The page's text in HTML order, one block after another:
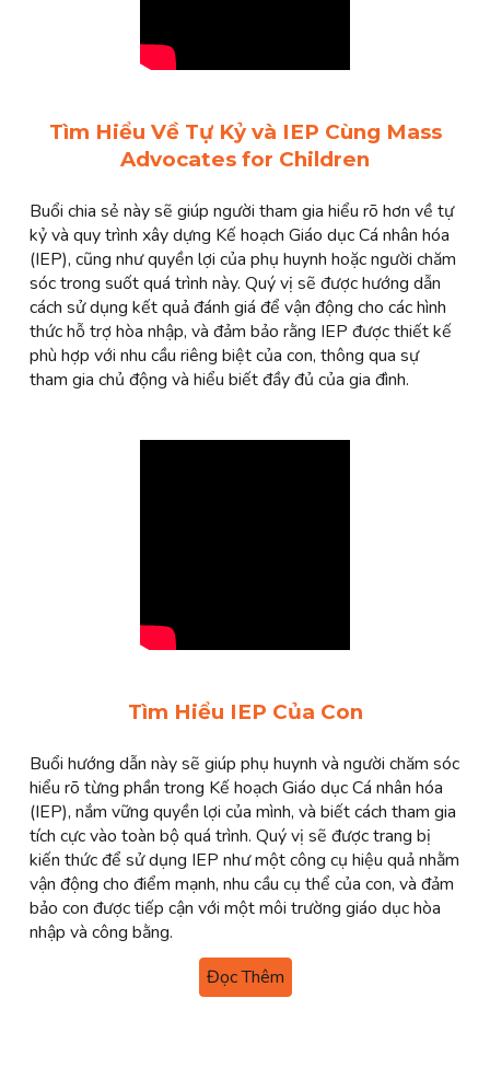
Tìm Hiểu Về Tự Kỷ và IEP Cùng Mass
Advocates for Children
Buổi chia sẻ này sẽ giúp người tham gia hiểu rõ hơn về tự
kỷ và quy trình xây dựng Kế hoạch Giáo dục Cá nhân hóa
(IEP), cũng như quyền lợi của phụ huynh hoặc người chăm
sóc trong suốt quá trình này. Quý vị sẽ được hướng dẫn
cách sử dụng kết quả đánh giá để vận động cho các hình
thức hỗ trợ hòa nhập, và đảm bảo rằng IEP được thiết kế
phù hợp với nhu cầu riêng biệt của con, thông qua sự
tham gia chủ động và hiểu biết đầy đủ của gia đình.
Tìm Hiểu IEP Của Con
Buổi hướng dẫn này sẽ giúp phụ huynh và người chăm sóc
hiểu rõ từng phần trong Kế hoạch Giáo dục Cá nhân hóa
(IEP), nắm vững quyền lợi của mình, và biết cách tham gia
tích cực vào toàn bộ quá trình. Quý vị sẽ được trang bị
kiến thức để sử dụng IEP như một công cụ hiệu quả nhằm
vận động cho điểm mạnh, nhu cầu cụ thể của con, và đảm
bảo con được tiếp cận với một môi trường giáo dục hòa
nhập và công bằng.
Đọc Thêm